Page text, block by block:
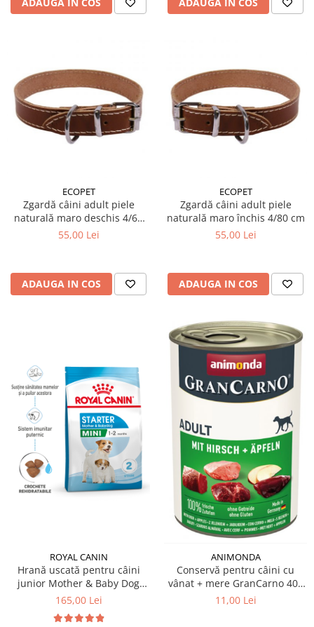
ECOPET
Zgardă câini adult piele
naturală maro deschis 4/60
cm
55,00 Lei
ADAUGA IN COS
ECOPET
Zgardă câini adult piele
naturală maro închis 4/80 cm
55,00 Lei
ADAUGA IN COS
ROYAL CANIN
Hrană uscată pentru câini
junior Mother & Baby Dog
Royal Canin
165,00 Lei
ANIMONDA
Conservă pentru câini cu
vânat + mere GranCarno 400
gr
11,00 Lei